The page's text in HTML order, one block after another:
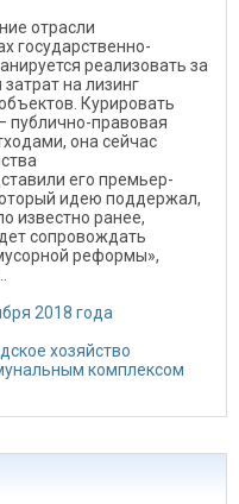
отрасли
государственно-
реализовать за
на лизинг
Курировать
публично-правовая
она сейчас
его премьер-
идею поддержал,
известно ранее,
сопровождать
реформы»,
2018 года
хозяйство
комплексом